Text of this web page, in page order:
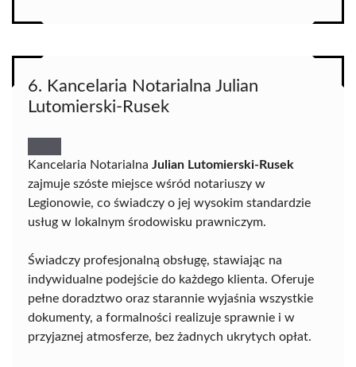
6. Kancelaria Notarialna Julian
Lutomierski-Rusek
Kancelaria Notarialna Julian Lutomierski-Rusek
zajmuje szóste miejsce wśród notariuszy w
Legionowie, co świadczy o jej wysokim standardzie
usług w lokalnym środowisku prawniczym.
Świadczy profesjonalną obsługę, stawiając na
indywidualne podejście do każdego klienta. Oferuje
pełne doradztwo oraz starannie wyjaśnia wszystkie
dokumenty, a formalności realizuje sprawnie i w
przyjaznej atmosferze, bez żadnych ukrytych opłat.